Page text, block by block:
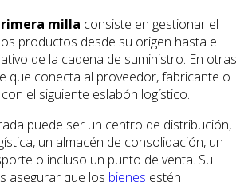
milla consiste en gestionar el
productos desde su origen hasta el
de la cadena de suministro. En otras
que conecta al proveedor, fabricante o
el siguiente eslabón logístico.
puede ser un centro de distribución,
un almacén de consolidación, un
o incluso un punto de venta. Su
asegurar que los bienes estén